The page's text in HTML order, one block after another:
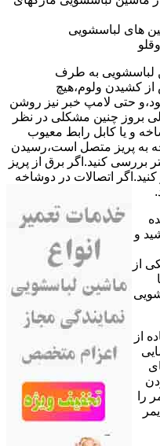
های لباسشویی
لباسشویی به طرف
ﮐﺸﯿﺪن وﻟﻮم،ﻫﯿﭻ
حتی ﻻﻣﭗ ﺧﺒﺮ ﻧﯿﺰ روﺷﻦ
بروز چنین مشکلی در نظر
ﭘﺮﯾﺰ ﺑﺮق ﻧﺪارد.۲٫ دوﺷﺎﺧﻪ و ﯾﺎ ﮐﺎﺑﻞ راﺑﻂ ﻣﻌﯿﻮب
ﺑﻪ ﭘﺮﯾﺰ ﻣﺘﺼﻞ اﺳﺖ،رﺳﯿﺪن
بررسی ﮐﻨﯿﺪ.اﮔﺮ ﺑﺮق از ﭘﺮﯾﺰ
کنید.اﮔﺮ اﺗﺼﺎﻻت در دوشاخه
و
از
از
را